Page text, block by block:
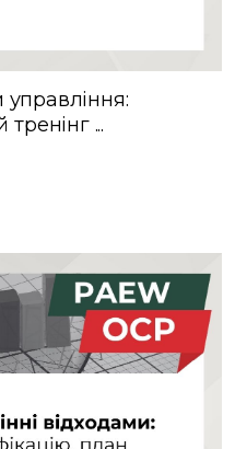
управління:
...